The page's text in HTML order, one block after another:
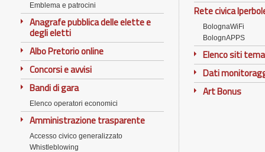
Emblema e patrocini
Anagrafe pubblica delle elette e
degli eletti
Albo Pretorio online
Concorsi e avvisi
Bandi di gara
Elenco operatori economici
Amministrazione trasparente
Accesso civico generalizzato
Whistleblowing
Rete civica
BolognaWiFi
BolognAPPS
Elenco siti
Dati
Art Bonus